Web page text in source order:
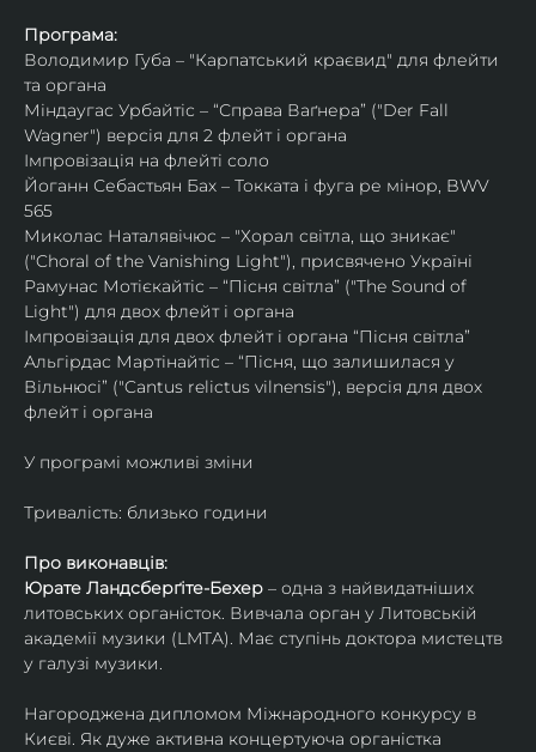
Програма:
Володимир Губа – "Карпатський краєвид" для флейти
та органа
Міндаугас Урбайтіс – “Справа Ваґнера” ("Der Fall
Wagner") версія для 2 флейт і органа
Імпровізація на флейті соло
Йоганн Себастьян Бах – Токката і фуга ре мінор, BWV
565
Миколас Наталявічюс – "Хорал світла, що зникає"
("Choral of the Vanishing Light"), присвячено Україні
Рамунас Мотієкайтіс – “Пісня світла” ("The Sound of
Light") для двох флейт і органа
Імпровізація для двох флейт і органа “Пісня світла”
Альгірдас Мартінайтіс – “Пісня, що залишилася у
Вільнюсі” ("Cantus relictus vilnensis"), версія для двох
флейт і органа
У програмі можливі зміни
Тривалість: близько години
Про виконавців:
Юрате Ландсберґіте-Бехер – одна з найвидатніших
литовських органісток. Вивчала орган у Литовській
академії музики (LMTA). Має ступінь доктора мистецтв
у галузі музики.
Нагороджена дипломом Міжнародного конкурсу в
Києві. Як дуже активна концертуюча органістка